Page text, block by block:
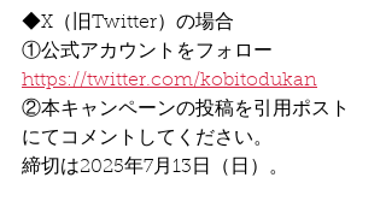
◆X（旧Twitter）の場合
①公式アカウントをフォロー
https://twitter.com/kobitodukan
②本キャンペーンの投稿を引用ポスト
にてコメントしてください。
締切は2025年7月13日（日）。